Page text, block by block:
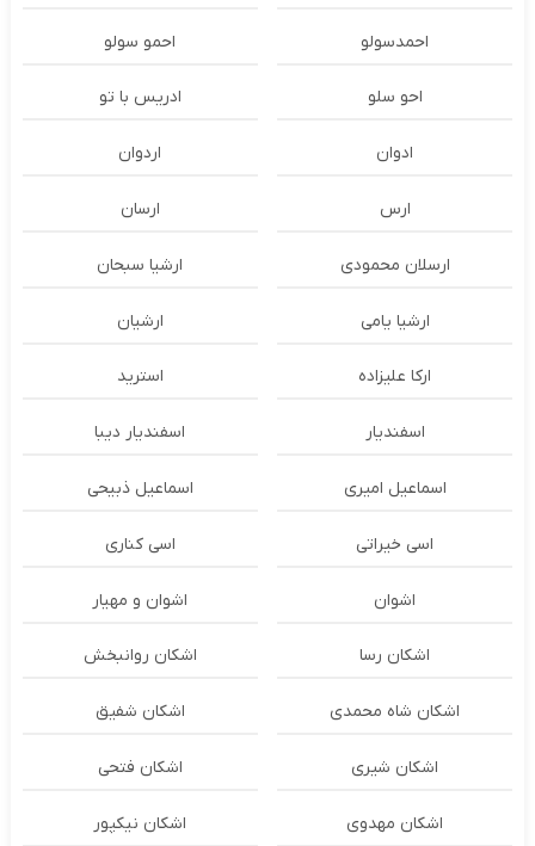
احمدسولو احمو سولو
احو سلو ادریس با تو
ادوان اردوان
ارس ارسان
ارسلان محمودی ارشیا سبحان
ارشیا یامی ارشیان
ارکا علیزاده استرید
اسفندیار اسفندیار دیبا
اسماعیل امیری اسماعیل ذبیحی
اسی خیراتی اسی کناری
اشوان اشوان و مهیار
اشکان رسا اشکان روانبخش
اشکان شاه محمدی اشکان شفیق
اشکان شیری اشکان فتحی
اشکان مهدوی اشکان نیکپور